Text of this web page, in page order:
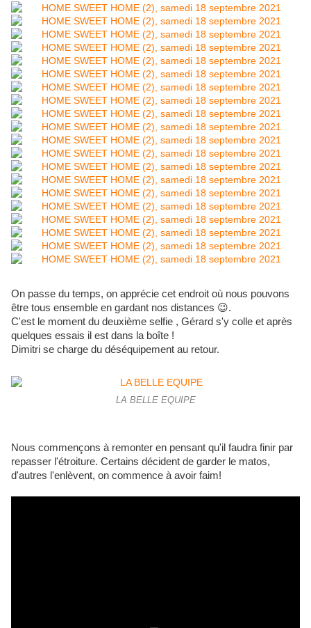
On passe du temps, on apprécie cet endroit où nous pouvons
être tous ensemble en gardant nos distances 😉.
C'est le moment du deuxième selfie , Gérard s'y colle et après
quelques essais il est dans la boîte !
Dimitri se charge du déséquipement au retour.
LA BELLE EQUIPE
Nous commençons à remonter en pensant qu'il faudra finir par
repasser l'étroiture. Certains décident de garder le matos,
d'autres l'enlèvent, on commence à avoir faim!